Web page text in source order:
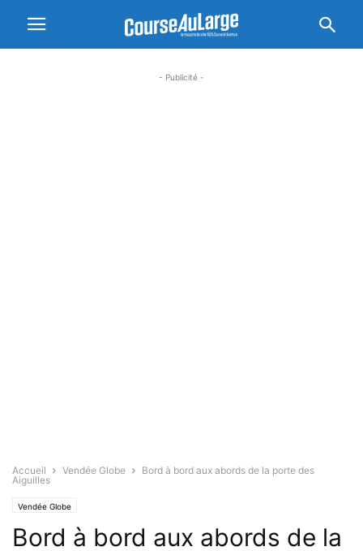
- Publicité -
Accueil Vendée Globe
Bord à bord aux abords de la porte des
Aiguilles
Vendée Globe
Bord à bord aux abords de la